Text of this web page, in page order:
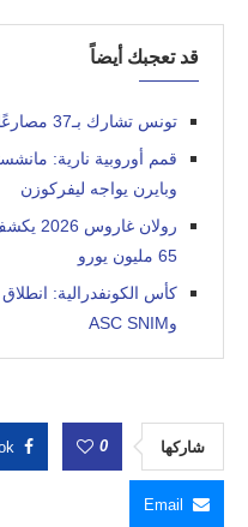
قد تعجبك أيضاً
تونس تشارك بـ37 مصارعًا في بطولة إفريقيا بالإسكندرية
قمم أوروبية نارية:
وبايرن يواجه ليفركوزن
رولان
65 مليون يورو
كأس الكونفدرالية:
وASC SNIM
شاركها 0
Email